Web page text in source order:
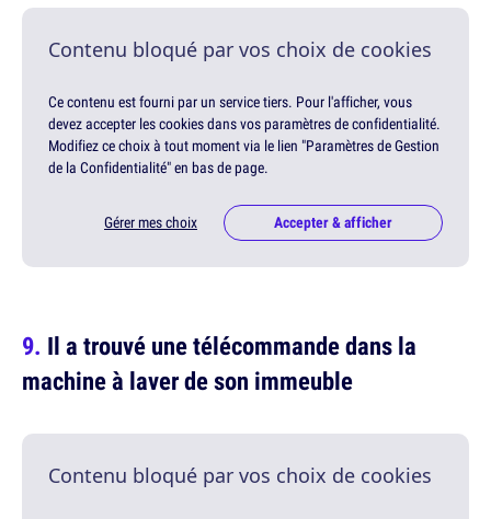
Contenu bloqué par vos choix de cookies
Ce contenu est fourni par un service tiers. Pour l'afficher, vous
devez accepter les cookies dans vos paramètres de confidentialité.
Modifiez ce choix à tout moment via le lien "Paramètres de Gestion
de la Confidentialité" en bas de page.
Gérer mes choix Accepter & afficher
Il a trouvé une télécommande dans la
machine à laver de son immeuble
Contenu bloqué par vos choix de cookies